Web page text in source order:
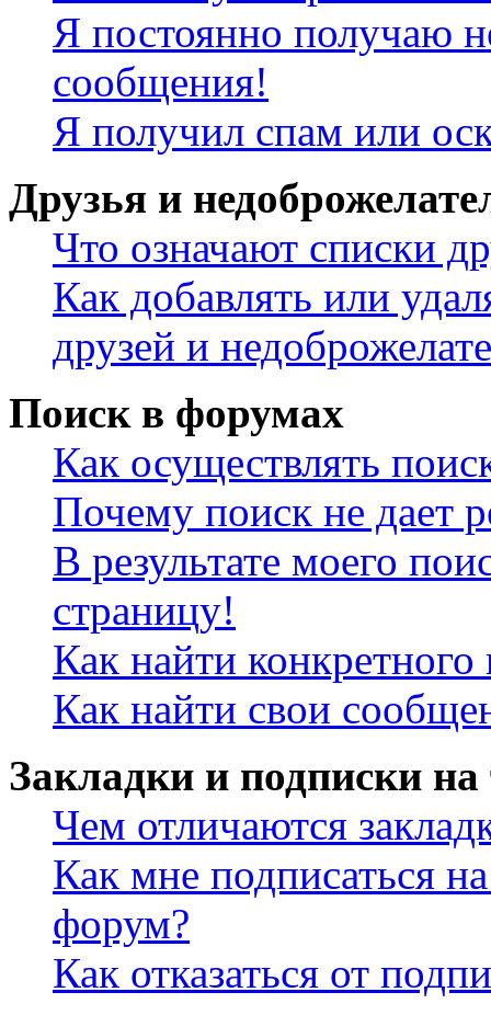
Я постоянно получаю
сообщения!
Я получил спам или
Друзья и
Что означают списки
Как добавлять или
друзей и
Поиск в форумах
Как осуществлять
Почему поиск не дает
В результате моего
страницу!
Как найти конкретного
Как найти свои
Закладки и подписки
Чем отличаются
Как мне подписаться
форум?
Как отказаться от